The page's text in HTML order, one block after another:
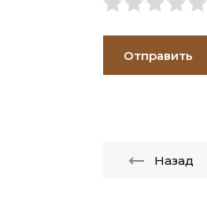
Отправить
Назад